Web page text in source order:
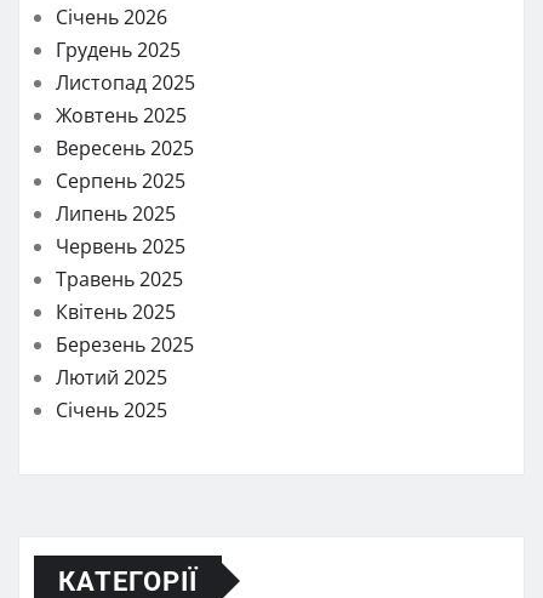
Січень 2026
Грудень 2025
Листопад 2025
Жовтень 2025
Вересень 2025
Серпень 2025
Липень 2025
Червень 2025
Травень 2025
Квітень 2025
Березень 2025
Лютий 2025
Січень 2025
КАТЕГОРІЇ